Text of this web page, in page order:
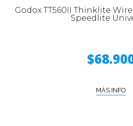
Godox TT560II Thinklite
Speedlite
MÁS INFO